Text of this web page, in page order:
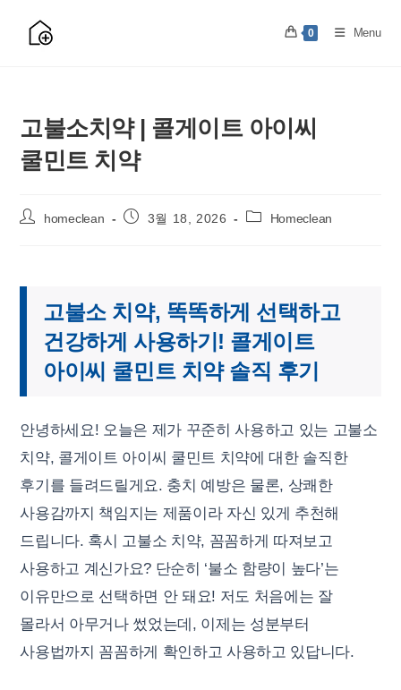
0 Menu
고불소치약 | 콜게이트 아이씨
쿨민트 치약
Post
homeclean
Post 3월 18, 2026
Post
Homeclean
고불소 치약, 똑똑하게 선택하고
건강하게 사용하기! 콜게이트
아이씨 쿨민트 치약 솔직 후기
안녕하세요! 오늘은 제가 꾸준히 사용하고 있는 고불소
치약, 콜게이트 아이씨 쿨민트 치약에 대한 솔직한
후기를 들려드릴게요. 충치 예방은 물론, 상쾌한
사용감까지 책임지는 제품이라 자신 있게 추천해
드립니다. 혹시 고불소 치약, 꼼꼼하게 따져보고
사용하고 계신가요? 단순히 ‘불소 함량이 높다’는
이유만으로 선택하면 안 돼요! 저도 처음에는 잘
몰라서 아무거나 썼었는데, 이제는 성분부터
사용법까지 꼼꼼하게 확인하고 사용하고 있답니다.